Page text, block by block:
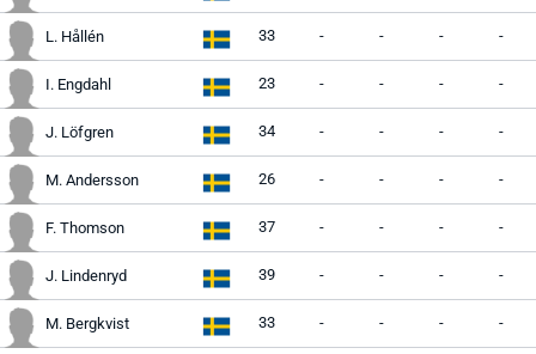
L. Hållén 33 - - - -
I. Engdahl 23 - - - -
J. Löfgren 34 - - - -
M. Andersson 26 - - - -
F. Thomson 37 - - - -
J. Lindenryd 39 - - - -
M. Bergkvist 33 - - - -